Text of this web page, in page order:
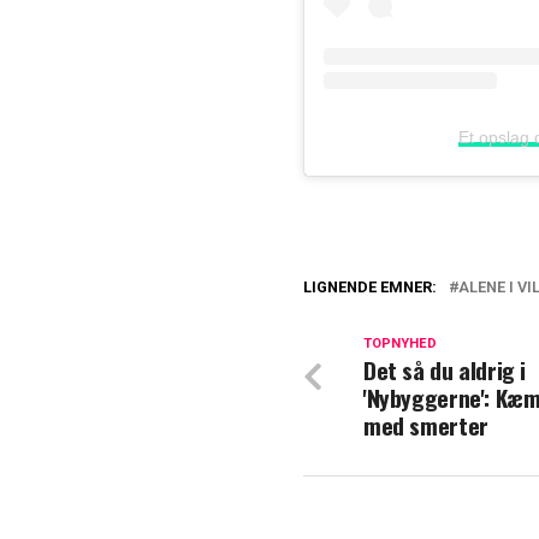
Et opslag
spidsen
Nu kan du
serie?
LIGNENDE EMNER: ALENE I
TOPNYHED
Det så du aldrig i
'Nybyggerne':
med smerter